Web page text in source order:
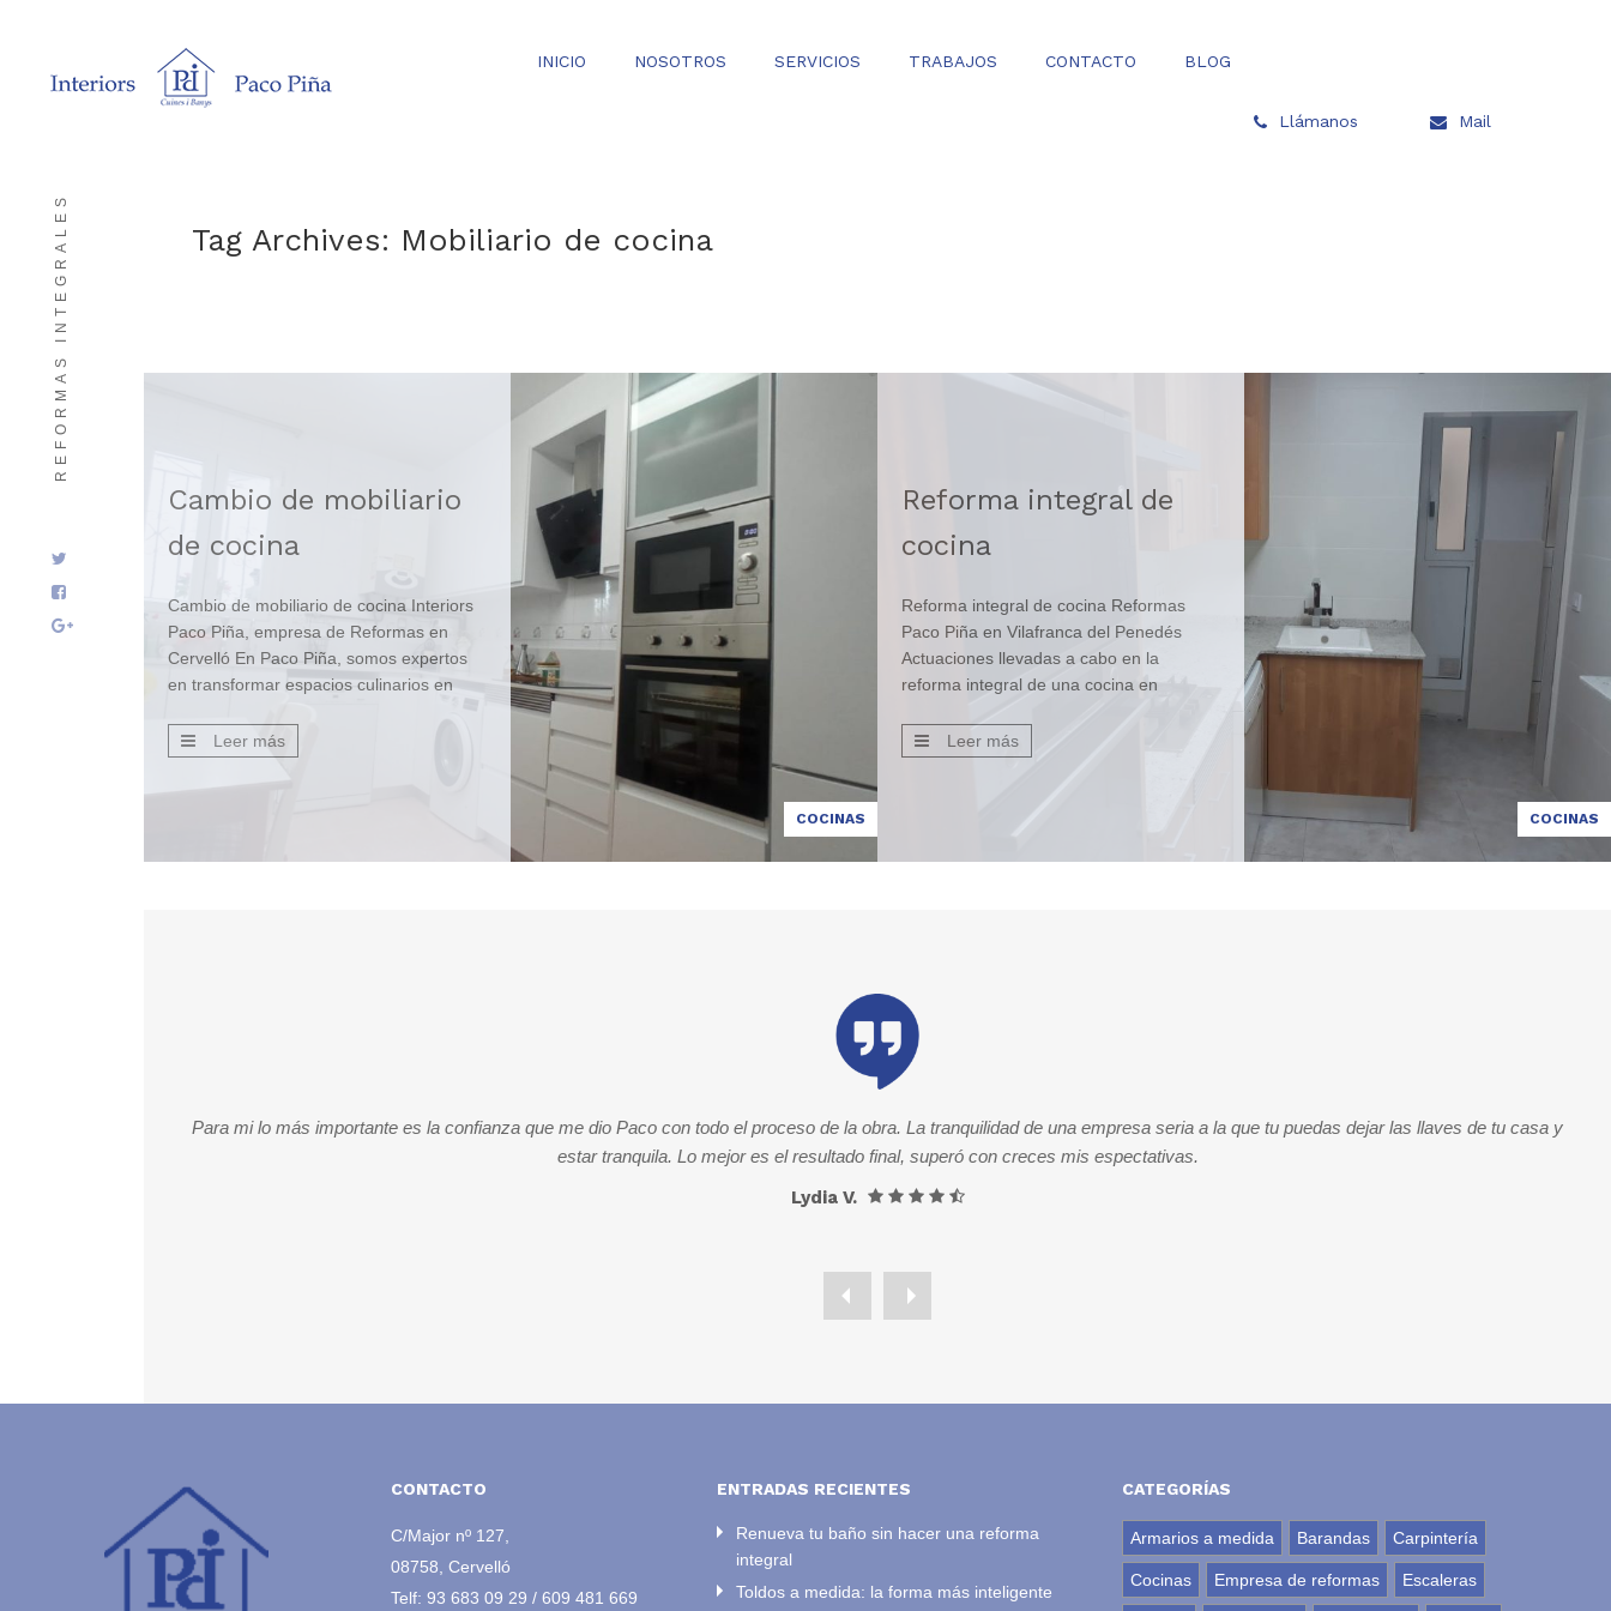
INICIO NOSOTROS SERVICIOS TRABAJOS CONTACTO BLOG
Llámanos Mail
REFORMAS INTEGRALES Tag Archives: Mobiliario de cocina
COCINAS
Cambio de mobiliario
de cocina
Cambio de mobiliario de cocina Interiors
Paco Piña, empresa de Reformas en
Cervelló En Paco Piña, somos expertos
en transformar espacios culinarios en
Uno de los proyectos más recientes y
emocionantes ha sido el cambio de
mobiliario de cocina, manteniendo las
Leer más
COCINAS
Reforma integral de
cocina
Reforma integral de cocina Reformas
Paco Piña en Vilafranca del Penedés
Actuaciones llevadas a cabo en la
reforma integral de una cocina en
albañilería Desmontar y extraer mobiliario
de cocina y elementos de servicios
extracción de escombros. Revocado o
Leer más
Para mi lo más importante es la confianza que me dio Paco con todo el proceso de la obra. La tranquilidad de una empresa seria a la que tu puedas dejar las llaves de tu casa y
estar tranquila. Lo mejor es el resultado final, superó con creces mis espectativas.
Lydia V.
CONTACTO
C/Major nº 127,
08758, Cervelló
Telf: 93 683 09 29 / 609 481 669
ENTRADAS RECIENTES
Renueva tu baño sin hacer una reforma
integral
Toldos a medida: la forma más inteligente
CATEGORÍAS
Armarios a medida Barandas Carpintería
Cocinas Empresa de reformas Escaleras